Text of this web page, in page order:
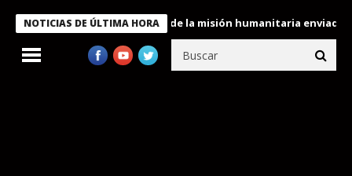
NOTICIAS DE ÚLTIMA HORA
a miembros de la misión humanitaria enviada a